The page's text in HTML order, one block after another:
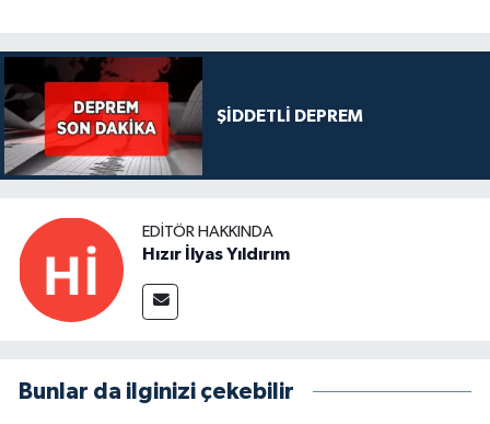
ŞİDDETLİ DEPREM
EDITÖR HAKKINDA
Hızır İlyas Yıldırım
Bunlar da ilginizi çekebilir